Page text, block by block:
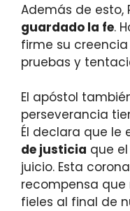
Además de esto,
guardado la fe.
firme su creencia
pruebas y
El apóstol
perseverancia
Él declara que
de justicia que
juicio. Esta
recompensa que
fieles al final de